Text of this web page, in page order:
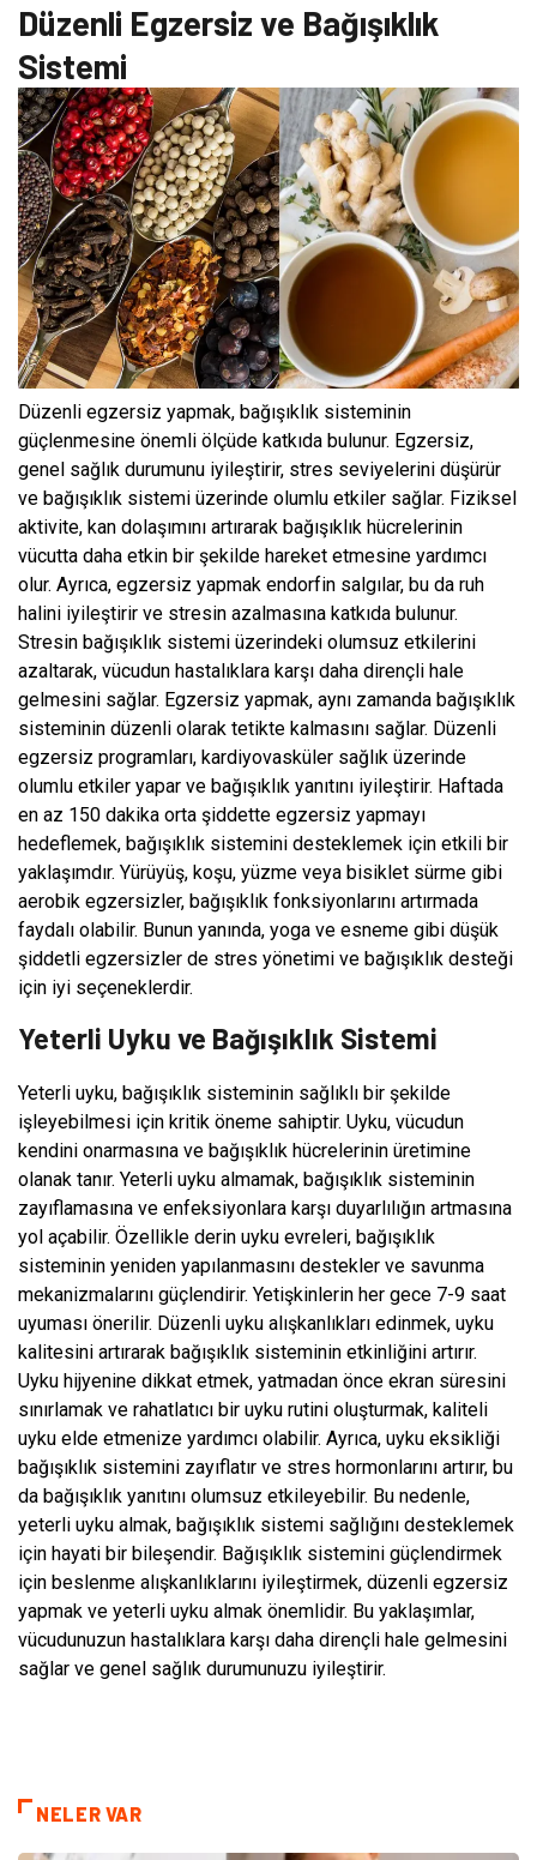
Düzenli Egzersiz ve Bağışıklık
Sistemi
Düzenli egzersiz yapmak, bağışıklık sisteminin
güçlenmesine önemli ölçüde katkıda bulunur. Egzersiz,
genel sağlık durumunu iyileştirir, stres seviyelerini düşürür
ve bağışıklık sistemi üzerinde olumlu etkiler sağlar. Fiziksel
aktivite, kan dolaşımını artırarak bağışıklık hücrelerinin
vücutta daha etkin bir şekilde hareket etmesine yardımcı
olur. Ayrıca, egzersiz yapmak endorfin salgılar, bu da ruh
halini iyileştirir ve stresin azalmasına katkıda bulunur.
Stresin bağışıklık sistemi üzerindeki olumsuz etkilerini
azaltarak, vücudun hastalıklara karşı daha dirençli hale
gelmesini sağlar. Egzersiz yapmak, aynı zamanda bağışıklık
sisteminin düzenli olarak tetikte kalmasını sağlar. Düzenli
egzersiz programları, kardiyovasküler sağlık üzerinde
olumlu etkiler yapar ve bağışıklık yanıtını iyileştirir. Haftada
en az 150 dakika orta şiddette egzersiz yapmayı
hedeflemek, bağışıklık sistemini desteklemek için etkili bir
yaklaşımdır. Yürüyüş, koşu, yüzme veya bisiklet sürme gibi
aerobik egzersizler, bağışıklık fonksiyonlarını artırmada
faydalı olabilir. Bunun yanında, yoga ve esneme gibi düşük
şiddetli egzersizler de stres yönetimi ve bağışıklık desteği
için iyi seçeneklerdir.
Yeterli Uyku ve Bağışıklık Sistemi
Yeterli uyku, bağışıklık sisteminin sağlıklı bir şekilde
işleyebilmesi için kritik öneme sahiptir. Uyku, vücudun
kendini onarmasına ve bağışıklık hücrelerinin üretimine
olanak tanır. Yeterli uyku almamak, bağışıklık sisteminin
zayıflamasına ve enfeksiyonlara karşı duyarlılığın artmasına
yol açabilir. Özellikle derin uyku evreleri, bağışıklık
sisteminin yeniden yapılanmasını destekler ve savunma
mekanizmalarını güçlendirir. Yetişkinlerin her gece 7-9 saat
uyuması önerilir. Düzenli uyku alışkanlıkları edinmek, uyku
kalitesini artırarak bağışıklık sisteminin etkinliğini artırır.
Uyku hijyenine dikkat etmek, yatmadan önce ekran süresini
sınırlamak ve rahatlatıcı bir uyku rutini oluşturmak, kaliteli
uyku elde etmenize yardımcı olabilir. Ayrıca, uyku eksikliği
bağışıklık sistemini zayıflatır ve stres hormonlarını artırır, bu
da bağışıklık yanıtını olumsuz etkileyebilir. Bu nedenle,
yeterli uyku almak, bağışıklık sistemi sağlığını desteklemek
için hayati bir bileşendir. Bağışıklık sistemini güçlendirmek
için beslenme alışkanlıklarını iyileştirmek, düzenli egzersiz
yapmak ve yeterli uyku almak önemlidir. Bu yaklaşımlar,
vücudunuzun hastalıklara karşı daha dirençli hale gelmesini
sağlar ve genel sağlık durumunuzu iyileştirir.
NELER VAR